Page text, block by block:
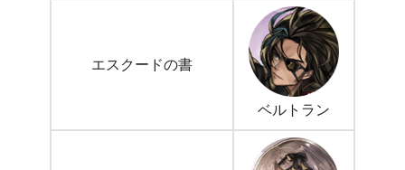
エスクードの書
ベルトラン